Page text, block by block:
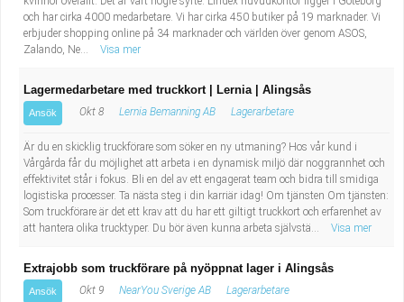
och har cirka 4000 medarbetare. Vi har cirka 450 butiker på 19 marknader. Vi
erbjuder shopping online på 34 marknader och världen över genom ASOS,
Zalando, Ne...
Visa mer
Lagermedarbetare med truckkort | Lernia | Alingsås
Ansök Okt 8 Lernia Bemanning AB Lagerarbetare
Är du en skicklig truckförare som söker en ny utmaning? Hos vår kund i
Vårgårda får du möjlighet att arbeta i en dynamisk miljö där noggrannhet och
effektivitet står i fokus. Bli en del av ett engagerat team och bidra till smidiga
logistiska processer. Ta nästa steg i din karriär idag! Om tjänsten Om tjänsten:
Som truckförare är det ett krav att du har ett giltigt truckkort och erfarenhet av
att hantera olika trucktyper. Du bör även kunna arbeta självstä...
Visa mer
Extrajobb som truckförare på nyöppnat lager i Alingsås
Ansök Okt 9 NearYou Sverige AB Lagerarbetare